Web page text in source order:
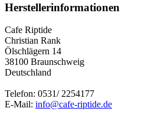
Herstellerinformationen
Cafe Riptide
Christian Rank
Ölschlägern 14
38100 Braunschweig
Deutschland
Telefon: 0531/ 2254177
E-Mail: info@cafe-riptide.de